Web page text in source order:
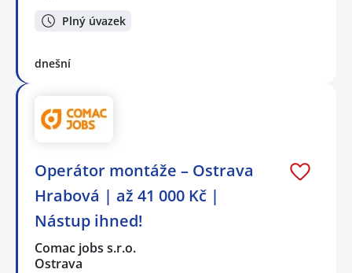
Plný úvazek
dnešní
Operátor montáže – Ostrava
Hrabová | až 41 000 Kč |
Nástup ihned!
Comac jobs s.r.o.
Ostrava